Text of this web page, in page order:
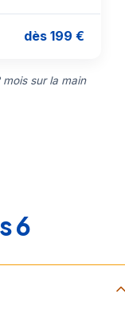
dès 199 €
sur la main
6